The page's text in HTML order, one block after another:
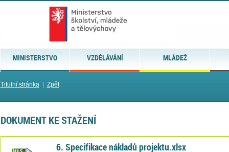
MINISTERSTVO VZDĚLÁVÁNÍ MLÁDEŽ
Titulní stránka| Zpět
DOKUMENT KE STAŽENÍ
6. Specifikace nákladů projektu.xlsx